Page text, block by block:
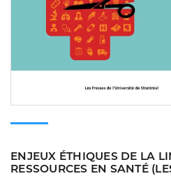
ENJEUX ÉTHIQUES DE LA
RESSOURCES EN SANTÉ